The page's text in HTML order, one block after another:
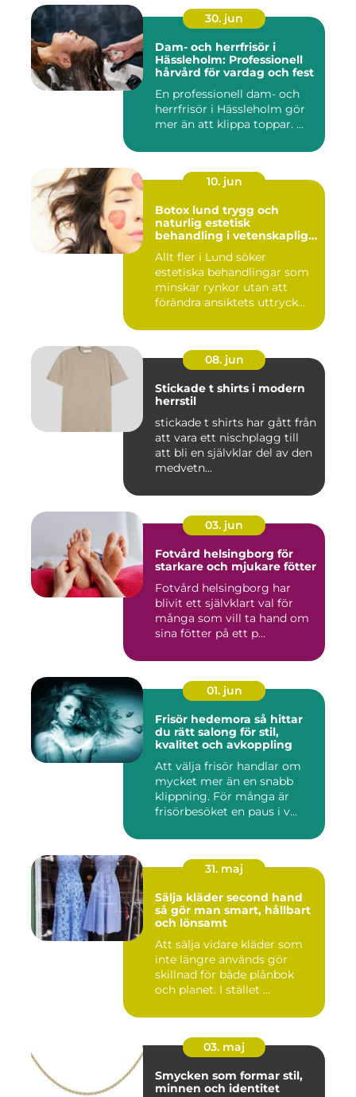
30. jun
Dam- och herrfrisör i
Hässleholm: Professionell
hårvård för vardag och fest
En professionell dam- och
herrfrisör i Hässleholm gör
mer än att klippa toppar. ...
10. jun
Botox lund trygg och
naturlig estetisk
behandling i vetenskaplig
Allt fler i Lund söker
estetiska behandlingar som
minskar rynkor utan att
förändra ansiktets uttryck...
08. jun
Stickade t shirts i modern
herrstil
stickade t shirts har gått från
att vara ett nischplagg till
att bli en självklar del av den
medvetn...
03. jun
Fotvård helsingborg för
starkare och mjukare fötter
Fotvård helsingborg har
blivit ett självklart val för
många som vill ta hand om
sina fötter på ett p...
01. jun
Frisör hedemora så hittar
du rätt salong för stil,
kvalitet och avkoppling
Att välja frisör handlar om
mycket mer än en snabb
klippning. För många är
frisörbesöket en paus i v...
31. maj
Sälja kläder second hand
så gör man smart, hållbart
och lönsamt
Att sälja vidare kläder som
inte längre används gör
skillnad för både plånbok
och planet. I stället ...
03. maj
Smycken som formar stil,
minnen och identitet